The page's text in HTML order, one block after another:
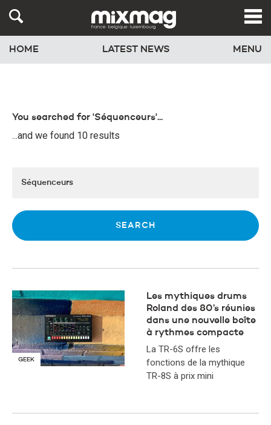
HOME LATEST NEWS MENU
You searched for 'Séquenceurs'...
...and we found 10 results
GEEK
Les mythiques drums
Roland des 80’s réunies
dans une nouvelle boîte
à rythmes compacte
La TR-6S offre les
fonctions de la mythique
TR-8S à prix mini